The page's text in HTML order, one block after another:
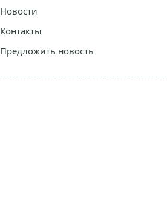
Новости
Контакты
Предложить новость